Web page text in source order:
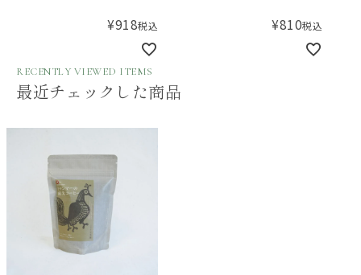
¥918税込 ¥810税込
RECENTLY VIEWED ITEMS
最近チェックした商品